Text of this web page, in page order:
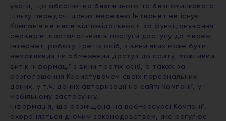
уваги, що абсолютно безпечного та безпомилкового
шляху передачі даних мережею Інтернет не існує.
Компанія не несе відповідальності за функціонування
серверів, постачальників послуги доступу до мережі
Інтернет, роботу третіх осіб, з вини яких може бути
неможливий чи обмежений доступ до сайту, можливий
витік інформації з вини третіх осіб, а також за
розголошення Користувачем своїх персональних
даних, у т.ч. даних авторизації на сайті Компанії, у
мобільному застосунку.
Інформація, що розміщена на веб-ресурсі Компанії,
охороняється діючим законодавством, яке регулює